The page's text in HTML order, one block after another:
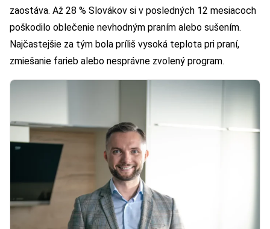
zaostáva. Až 28 % Slovákov si v posledných 12 mesiacoch
poškodilo oblečenie nevhodným praním alebo sušením.
Najčastejšie za tým bola príliš vysoká teplota pri praní,
zmiešanie farieb alebo nesprávne zvolený program.